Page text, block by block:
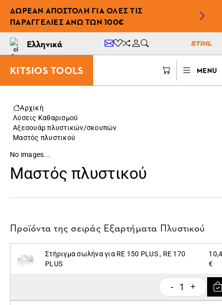
ΔΩΡΕΆΝ ΑΠΟΣΤΟΛΉ ΓΙΑ ΌΛΕΣ ΤΙΣ
ΠΑΡΑΓΓΕΛΊΕΣ ΆΝΩ ΤΩΝ 100€
Ελληνικά
KITSIOS TOOLS MENU
Αρχική
Λύσεις Καθαρισμού
Αξεσουάρ πλυστικών/σκουπών
Μαστός πλυστικού
No images...
Μαστός πλυστικού
Προϊόντα της σειράς Εξαρτήματα Πλυστικού
Στήριγμα σωλήνα για RE 150 PLUS , RE 170
PLUS
€
- 1 +